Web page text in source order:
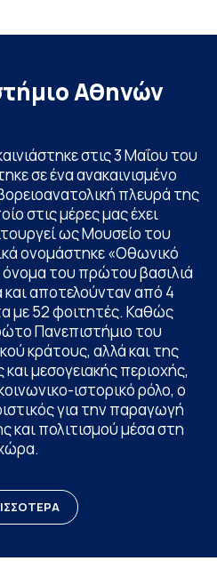
Αθηνών
στις 3 Μαΐου του
σε ένα ανακαινισμένο
πλευρά της
στις μέρες μας έχει
ως Μουσείο του
ονομάστηκε «Οθωνικό
του πρώτου βασιλιά
αποτελούνταν από 4
με 52 φοιτητές. Καθώς
Πανεπιστήμιο του
κράτους, αλλά και της
μεσογειακής περιοχής,
ιστορικό ρόλο, ο
για την παραγωγή
και πολιτισμού μέσα στη